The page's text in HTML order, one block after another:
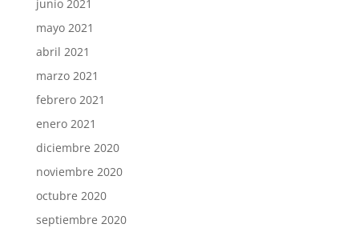
junio 2021
mayo 2021
abril 2021
marzo 2021
febrero 2021
enero 2021
diciembre 2020
noviembre 2020
octubre 2020
septiembre 2020